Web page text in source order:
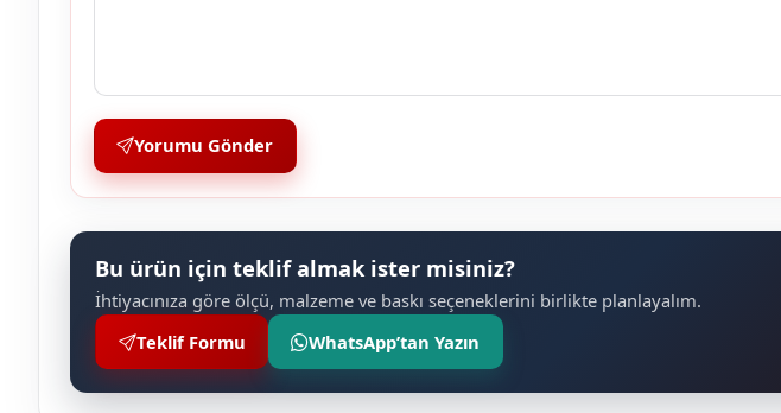
Yorumu Gönder
Bu ürün için teklif almak ister misiniz?
İhtiyacınıza göre ölçü, malzeme ve baskı seçeneklerini birlikte planlayalım.
Teklif Formu
WhatsApp’tan Yazın